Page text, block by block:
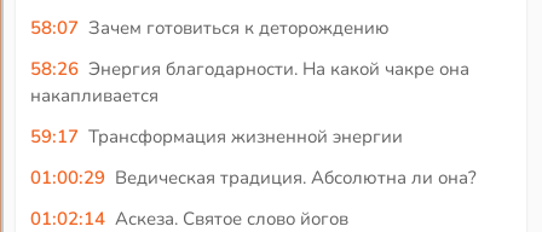
58:07 Зачем готовиться к деторождению
58:26 Энергия благодарности. На какой чакре она
накапливается
59:17 Трансформация жизненной энергии
01:00:29 Ведическая традиция. Абсолютна ли она?
01:02:14 Аскеза. Святое слово йогов